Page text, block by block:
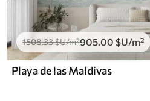
1508.33$U/m²905.00 $U/m²
Playa de las Maldivas